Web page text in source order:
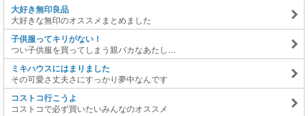
大好き無印良品
大好きな無印のオススメまとめました
子供服ってキリがない！
つい子供服を買ってしまう親バカなあたし…
ミキハウスにはまりました
その可愛さ丈夫さにすっかり夢中なんです
コストコ行こうよ
コストコで必ず買いたいみんなのオススメ